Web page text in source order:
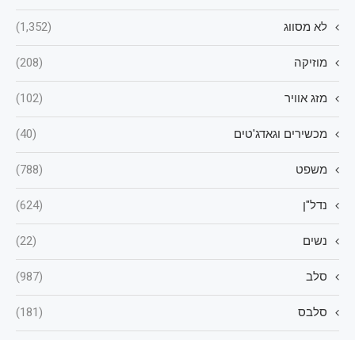
לא מסווג (1,352)
מוזיקה (208)
מזג אוויר (102)
מכשירים וגאדג'טים (40)
משפט (788)
נדל"ן (624)
נשים (22)
סלב (987)
סלבס (181)